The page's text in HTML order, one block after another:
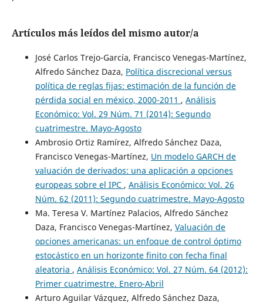
Artículos más leídos del mismo autor/a
José Carlos Trejo-García, Francisco Venegas-Martínez,
Alfredo Sánchez Daza, Política discrecional versus
política de reglas fijas: estimación de la función de
pérdida social en méxico, 2000-2011 , Análisis
Económico: Vol. 29 Núm. 71 (2014): Segundo
cuatrimestre. Mayo-Agosto
Ambrosio Ortiz Ramírez, Alfredo Sánchez Daza,
Francisco Venegas-Martínez, Un modelo GARCH de
valuación de derivados: una aplicación a opciones
europeas sobre el IPC , Análisis Económico: Vol. 26
Núm. 62 (2011): Segundo cuatrimestre. Mayo-Agosto
Ma. Teresa V. Martínez Palacios, Alfredo Sánchez
Daza, Francisco Venegas-Martínez, Valuación de
opciones americanas: un enfoque de control óptimo
estocástico en un horizonte finito con fecha final
aleatoria , Análisis Económico: Vol. 27 Núm. 64 (2012):
Primer cuatrimestre. Enero-Abril
Arturo Aguilar Vázquez, Alfredo Sánchez Daza,